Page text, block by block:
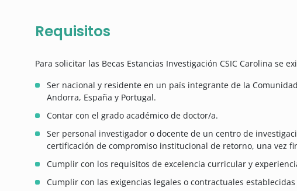
Requisitos
Para solicitar las Becas Estancias Investigación CSIC Carolina se
Ser nacional y residente en un país integrante de la
Andorra, España y Portugal.
Contar con el grado académico de doctor/a.
Ser personal investigador o docente de un centro de
certificación de compromiso institucional de retorno, una vez
Cumplir con los requisitos de excelencia curricular y
Cumplir con las exigencias legales o contractuales